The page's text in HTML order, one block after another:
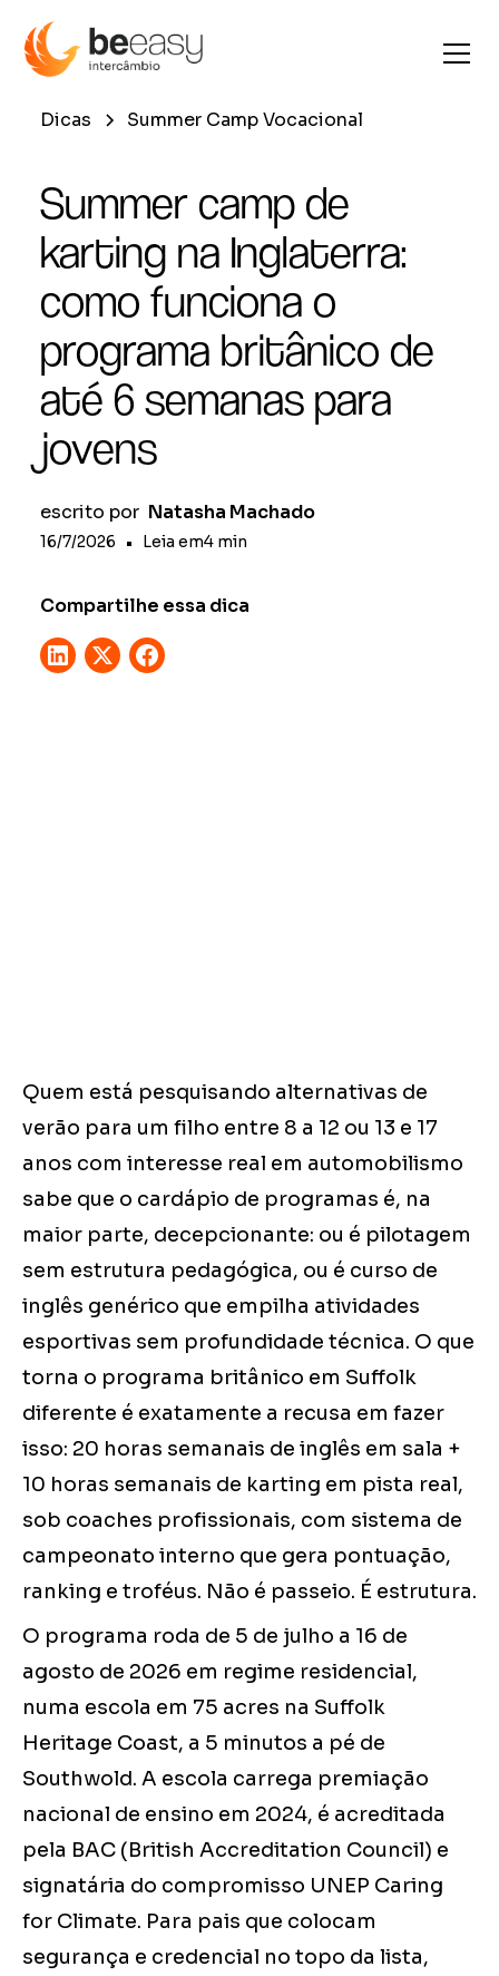
Dicas Summer Camp Vocacional
Summer camp de
karting na Inglaterra:
como funciona o
programa britânico de
até 6 semanas para
jovens
escrito por Natasha Machado
16/7/2026 • Leia em4 min
Compartilhe essa dica
Quem está pesquisando alternativas de
verão para um filho entre 8 a 12 ou 13 e 17
anos com interesse real em automobilismo
sabe que o cardápio de programas é, na
maior parte, decepcionante: ou é pilotagem
sem estrutura pedagógica, ou é curso de
inglês genérico que empilha atividades
esportivas sem profundidade técnica. O que
torna o programa britânico em Suffolk
diferente é exatamente a recusa em fazer
isso: 20 horas semanais de inglês em sala +
10 horas semanais de karting em pista real,
sob coaches profissionais, com sistema de
campeonato interno que gera pontuação,
ranking e troféus. Não é passeio. É estrutura.
O programa roda de 5 de julho a 16 de
agosto de 2026 em regime residencial,
numa escola em 75 acres na Suffolk
Heritage Coast, a 5 minutos a pé de
Southwold. A escola carrega premiação
nacional de ensino em 2024, é acreditada
pela BAC (British Accreditation Council) e
signatária do compromisso UNEP Caring
for Climate. Para pais que colocam
segurança e credencial no topo da lista,